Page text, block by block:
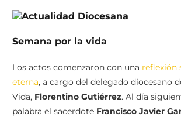
Semana por la vida
Los actos comenzaron con una reflexión
eterna, a cargo del delegado diocesano
Vida, Florentino Gutiérrez. Al día
palabra el sacerdote Francisco Javier